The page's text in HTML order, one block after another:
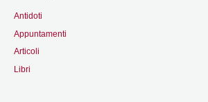
Antidoti
Appuntamenti
Articoli
Libri